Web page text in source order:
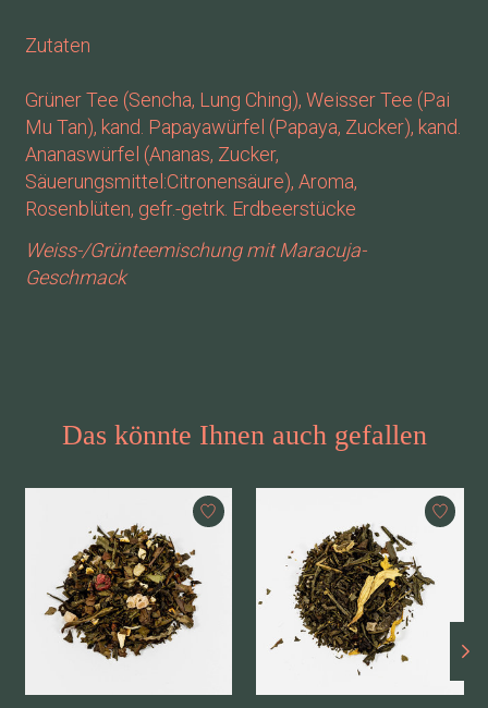
Zutaten
Grüner Tee (Sencha, Lung Ching), Weisser Tee (Pai
Mu Tan), kand. Papayawürfel (Papaya, Zucker), kand.
Ananaswürfel (Ananas, Zucker,
Säuerungsmittel:Citronensäure), Aroma,
Rosenblüten, gefr.-getrk. Erdbeerstücke
Weiss-/Grünteemischung mit Maracuja-
Geschmack
Das könnte Ihnen auch gefallen
Produkt-Karussell-Artikel